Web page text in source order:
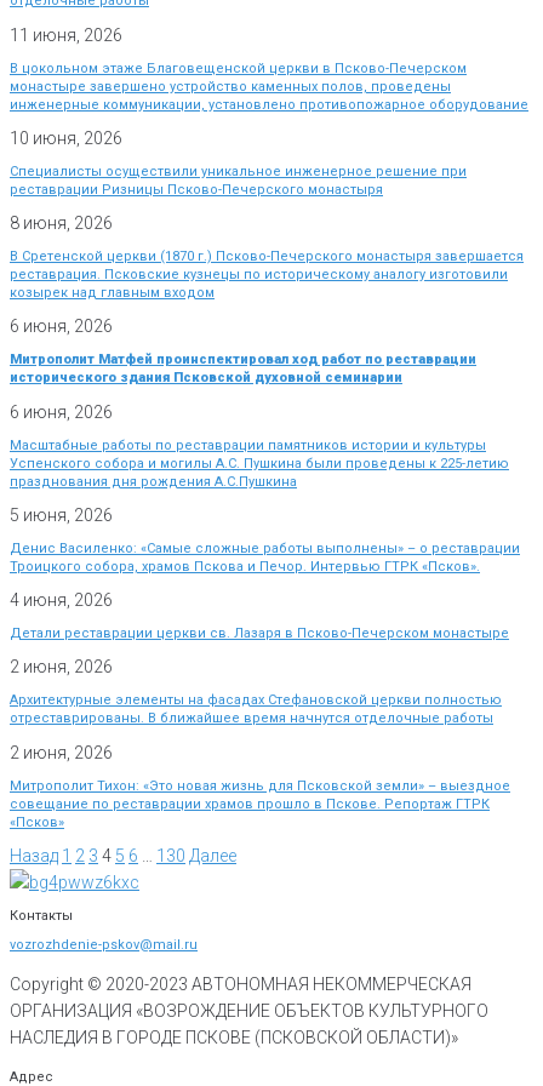
11 июня, 2026
В цокольном этаже Благовещенской церкви в Псково-Печерском
монастыре завершено устройство каменных полов, проведены
инженерные коммуникации, установлено противопожарное оборудование
10 июня, 2026
Специалисты осуществили уникальное инженерное решение при
реставрации Ризницы Псково-Печерского монастыря
8 июня, 2026
В Сретенской церкви (1870 г.) Псково-Печерского монастыря завершается
реставрация. Псковские кузнецы по историческому аналогу изготовили
козырек над главным входом
6 июня, 2026
Митрополит Матфей проинспектировал ход работ по реставрации
исторического здания Псковской духовной семинарии
6 июня, 2026
Масштабные работы по реставрации памятников истории и культуры
Успенского собора и могилы А.С. Пушкина были проведены к 225-летию
празднования дня рождения А.С.Пушкина
5 июня, 2026
Денис Василенко: «Самые сложные работы выполнены» – о реставрации
Троицкого собора, храмов Пскова и Печор. Интервью ГТРК «Псков».
4 июня, 2026
Детали реставрации церкви св. Лазаря в Псково-Печерском монастыре
2 июня, 2026
Архитектурные элементы на фасадах Стефановской церкви полностью
отреставрированы. В ближайшее время начнутся отделочные работы
2 июня, 2026
Митрополит Тихон: «Это новая жизнь для Псковской земли» – выездное
совещание по реставрации храмов прошло в Пскове. Репортаж ГТРК
«Псков»
Назад 1 2 3 4 5 6 130 Далее
Контакты
vozrozhdenie-pskov@mail.ru
Copyright © 2020-2023 АВТОНОМНАЯ НЕКОММЕРЧЕСКАЯ
ОРГАНИЗАЦИЯ «ВОЗРОЖДЕНИЕ ОБЪЕКТОВ КУЛЬТУРНОГО
НАСЛЕДИЯ В ГОРОДЕ ПСКОВЕ (ПСКОВСКОЙ ОБЛАСТИ)»
Адрес